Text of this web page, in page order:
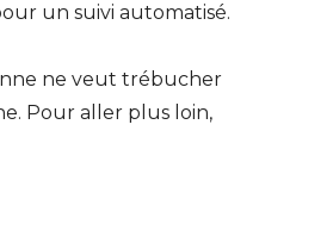
un suivi automatisé.
ne veut trébucher
Pour aller plus loin,